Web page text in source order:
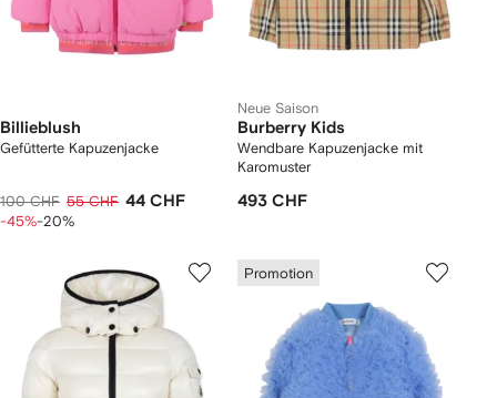
Billieblush
Gefütterte Kapuzenjacke
100 CHF 55 CHF 44 CHF
-45%-20%
Neue Saison
Burberry Kids
Wendbare Kapuzenjacke mit
Karomuster
493 CHF
Promotion